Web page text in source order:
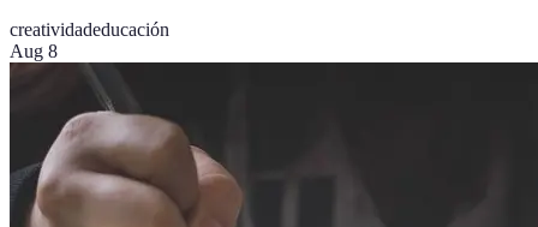
creatividadeducación
Aug 8